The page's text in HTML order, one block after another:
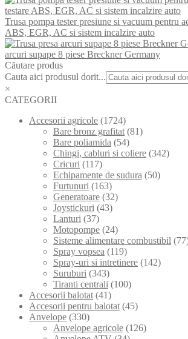
Trusa pompa tester presiune si vacuum pentru
ABS, EGR, AC si sistem incalzire auto
arcuri supape 8 piese Breckner Germany
Căutare produs
Cauta aici produsul dorit...
×
CATEGORII
Accesorii agricole (1724)
Bare bronz grafitat (81)
Bare poliamida (54)
Chingi, cabluri si coliere (342)
Cricuri (117)
Echipamente de sudura (50)
Furtunuri (163)
Generatoare (32)
Joystickuri (43)
Lanturi (37)
Motopompe (24)
Sisteme alimentare combustibil
Spray vopsea (119)
Spray-uri si intretinere (142)
Suruburi (343)
Tiranti centrali (100)
Accesorii balotat (41)
Accesorii pentru balotat (45)
Anvelope (330)
Anvelope agricole (126)